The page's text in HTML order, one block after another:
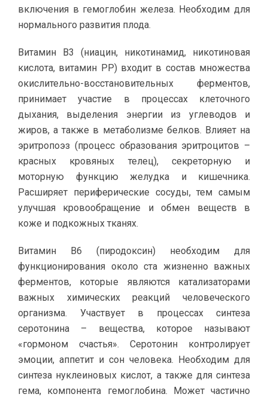
включения в гемоглобин железа. Необходим для
нормального развития плода.
Витамин В3 (ниацин, никотинамид, никотиновая
кислота, витамин РР) входит в состав множества
окислительно-восстановительных ферментов,
принимает участие в процессах клеточного
дыхания, выделения энергии из углеводов и
жиров, а также в метаболизме белков. Влияет на
эритропоэз (процесс образования эритроцитов –
красных кровяных телец), секреторную и
моторную функцию желудка и кишечника.
Расширяет периферические сосуды, тем самым
улучшая кровообращение и обмен веществ в
коже и подкожных тканях.
Витамин В6 (пиродоксин) необходим для
функционирования около ста жизненно важных
ферментов, которые являются катализаторами
важных химических реакций человеческого
организма. Участвует в процессах синтеза
серотонина – вещества, которое называют
«гормоном счастья». Серотонин контролирует
эмоции, аппетит и сон человека. Необходим для
синтеза нуклеиновых кислот, а также для синтеза
гема, компонента гемоглобина. Может частично